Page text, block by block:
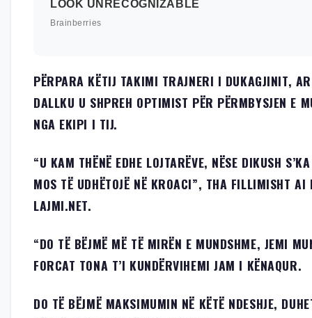
PËRPARA KËTIJ TAKIMI TRAJNERI I DUKAGJINIT,
DALLKU U SHPREH OPTIMIST PËR PËRMBYSJEN E
NGA EKIPI I TIJ.
“U KAM THËNË EDHE LOJTARËVE, NËSE DIKUSH
MOS TË UDHËTOJË NË KROACI”, THA FILLIMISHT AI
LAJMI.NET.
“DO TË BËJMË MË TË MIRËN E MUNDSHME, JEMI
FORCAT TONA T’I KUNDËRVIHEMI JAM I KËNAQUR.
DO TË BËJMË MAKSIMUMIN NË KËTË NDESHJE,